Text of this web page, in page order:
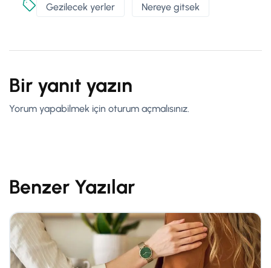
Gezilecek yerler
Nereye gitsek
Bir yanıt yazın
Yorum yapabilmek için oturum açmalısınız.
Benzer Yazılar